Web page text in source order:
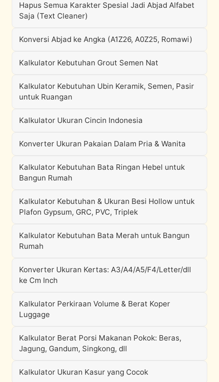
Hapus Semua Karakter Spesial Jadi Abjad Alfabet
Saja (Text Cleaner)
Konversi Abjad ke Angka (A1Z26, A0Z25, Romawi)
Kalkulator Kebutuhan Grout Semen Nat
Kalkulator Kebutuhan Ubin Keramik, Semen, Pasir
untuk Ruangan
Kalkulator Ukuran Cincin Indonesia
Konverter Ukuran Pakaian Dalam Pria & Wanita
Kalkulator Kebutuhan Bata Ringan Hebel untuk
Bangun Rumah
Kalkulator Kebutuhan & Ukuran Besi Hollow untuk
Plafon Gypsum, GRC, PVC, Triplek
Kalkulator Kebutuhan Bata Merah untuk Bangun
Rumah
Konverter Ukuran Kertas: A3/A4/A5/F4/Letter/dll
ke Cm Inch
Kalkulator Perkiraan Volume & Berat Koper
Luggage
Kalkulator Berat Porsi Makanan Pokok: Beras,
Jagung, Gandum, Singkong, dll
Kalkulator Ukuran Kasur yang Cocok